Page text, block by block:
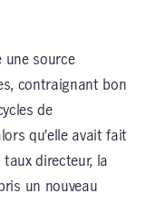
une source
contraignant bon
de
qu’elle avait fait
directeur, la
un nouveau